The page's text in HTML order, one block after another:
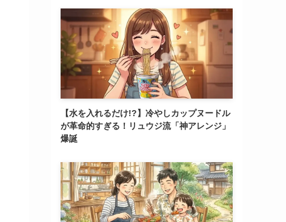
【水を入れるだけ!?】冷やしカップヌードル
が革命的すぎる！リュウジ流「神アレンジ」
爆誕